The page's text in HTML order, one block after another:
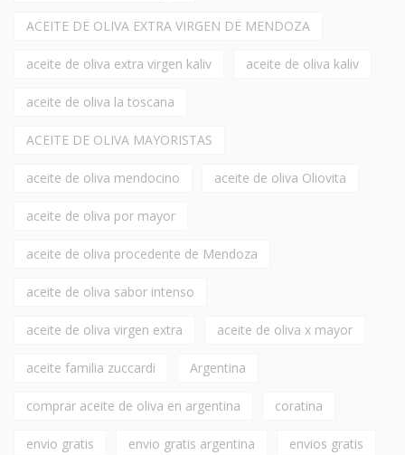
ACEITE DE OLIVA EXTRA VIRGEN DE MENDOZA
aceite de oliva extra virgen kaliv aceite de oliva kaliv
aceite de oliva la toscana
ACEITE DE OLIVA MAYORISTAS
aceite de oliva mendocino aceite de oliva Oliovita
aceite de oliva por mayor
aceite de oliva procedente de Mendoza
aceite de oliva sabor intenso
aceite de oliva virgen extra aceite de oliva x mayor
aceite familia zuccardi Argentina
comprar aceite de oliva en argentina coratina
envio gratis envio gratis argentina envios gratis